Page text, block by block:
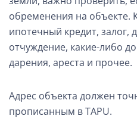
обременения на объекте.
ипотечный кредит, залог,
отчуждение, какие-либо
дарения, ареста и прочее.
Адрес объекта должен
прописанным в TAPU.